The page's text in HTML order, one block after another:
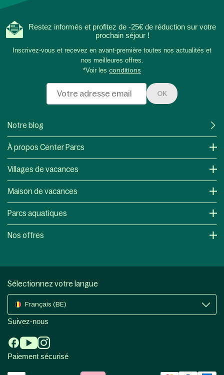
Restez informés et profitez de -25€ de réduction sur votre
prochain séjour !
Inscrivez-vous et recevez en avant-première toutes nos actualités et
nos meilleures offres.
*Voir les conditions
OK
Notre blog
À propos Center Parcs
Villages de vacances
Maison de vacances
Parcs aquatiques
Nos offres
Sélectionnez votre langue
Français (BE)
Suivez-nous
Paiement sécurisé